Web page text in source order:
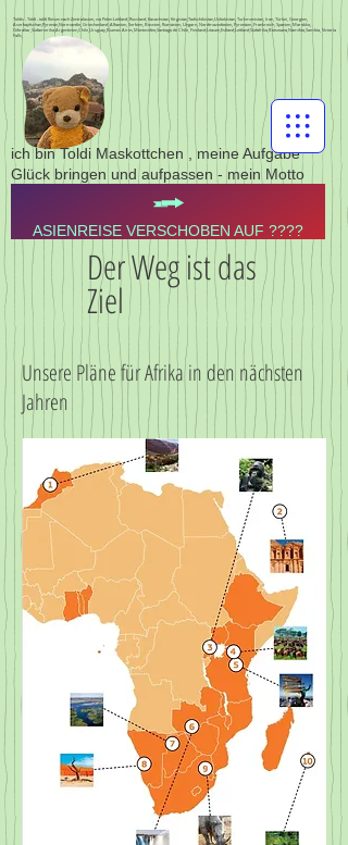
ich bin Toldi Maskottchen , meine Aufgabe
Glück bringen und aufpassen - mein Motto
Toldis - Toldi - toldi Reisen nach Zentralasien, via Polen Lettland, Russland, Kasachstan, Kirgistan,Tadschikistan,Usbekistan, Turkmenistan, Iran, Türkei, Georgien,
Aserbajdschan,Pyrenän,Normandie, Griechenland, Albanien, Serbien, Bosnien, Rumänien, Ungarn, Nordmazedonien, Pyrenäen, Frankreich, Spanien, Marokko,
Gibraltar,Südamerika,Argentinien,Chile,Uruguay,Buenos Aires,Montevideo,Santiago de Chile, Finnland,Litauen,Estland,Lettland,Südafrika,Botswana,Namibia,Sambia, Victoria
Falls,
ASIENREISE VERSCHOBEN AUF ????
Der Weg ist das
Ziel
Unsere Pläne für Afrika in den nächsten
Jahren